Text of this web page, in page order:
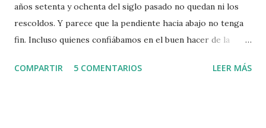
años setenta y ochenta del siglo pasado no quedan ni los
rescoldos. Y parece que la pendiente hacia abajo no tenga
fin. Incluso quienes confiábamos en el buen hacer de la
Apesadumbrados y tristes no solo por las escasas mejoras
COMPARTIR 5 COMENTARIOS LEER MÁS